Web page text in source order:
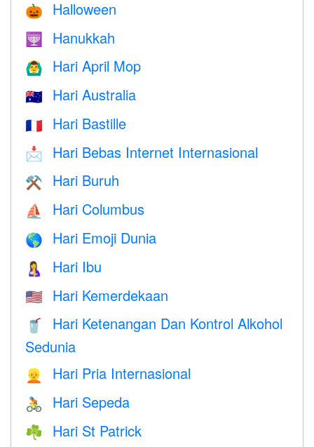
🎃 Halloween
🕎 Hanukkah
🙆‍♂️ Hari April Mop
🇦🇺 Hari Australia
🇫🇷 Hari Bastille
📩 Hari Bebas Internet Internasional
⚒️ Hari Buruh
⛵️ Hari Columbus
🌎 Hari Emoji Dunia
🤱 Hari Ibu
🇺🇸 Hari Kemerdekaan
🥤
Hari Ketenangan Dan Kontrol Alkohol
Sedunia
👱 Hari Pria Internasional
🚴 Hari Sepeda
☘️ Hari St Patrick